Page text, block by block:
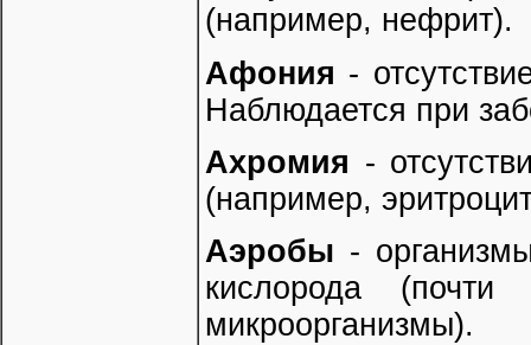
(например, нефрит).
Афония -
Наблюдается при
Ахромия -
(например,
Аэробы -
кислорода
микроорганизмы).